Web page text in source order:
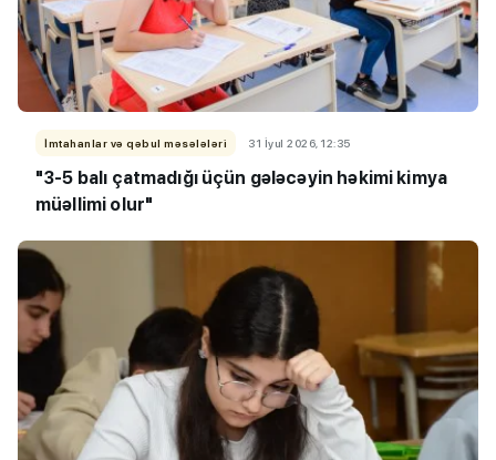
İmtahanlar və qəbul məsələləri 31 İyul 2026, 12:35
"3-5 balı çatmadığı üçün gələcəyin həkimi kimya
müəllimi olur"